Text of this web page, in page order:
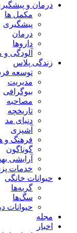
درمان و
مکمل ها
پیشگیری
درمان
داروها
آلودگی
زندگی پلاس
توسعه
مدیریت
بیوگرافی
مصاحبه
تاریخچه
دنیای مد
آشپزی
فرهنگ و
گوناگون
آرایشی
خدمات
حیوانات خانگی
گربه‌ها
سگ‌ها
حیوانات
مجله
اخبار